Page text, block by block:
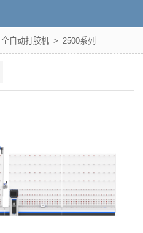
全自动打胶机 > 2500系列